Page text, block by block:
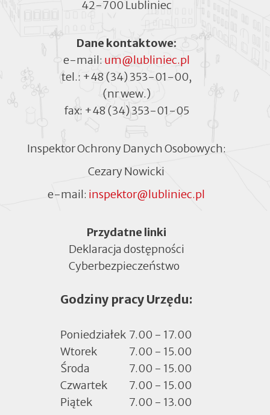
42-700 Lubliniec
Dane kontaktowe:
e-mail: um@lubliniec.pl
tel.: +48 (34) 353-01-00,
(nr wew.)
fax: +48 (34) 353-01-05
Inspektor Ochrony Danych Osobowych:
Cezary Nowicki
e-mail: inspektor@lubliniec.pl
MenuPrzydatne linki
Deklaracja dostępności
Cyberbezpieczeństwo
w
zakładce
Godziny pracy Urzędu:
Poniedziałek 7.00 - 17.00
Wtorek
7.00 - 15.00
Środa
7.00 - 15.00
Czwartek
7.00 - 15.00
Piątek
7.00 - 13.00